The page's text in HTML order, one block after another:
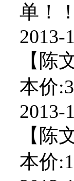
单！
2013-
【陈
本价
2013-
【陈
本价